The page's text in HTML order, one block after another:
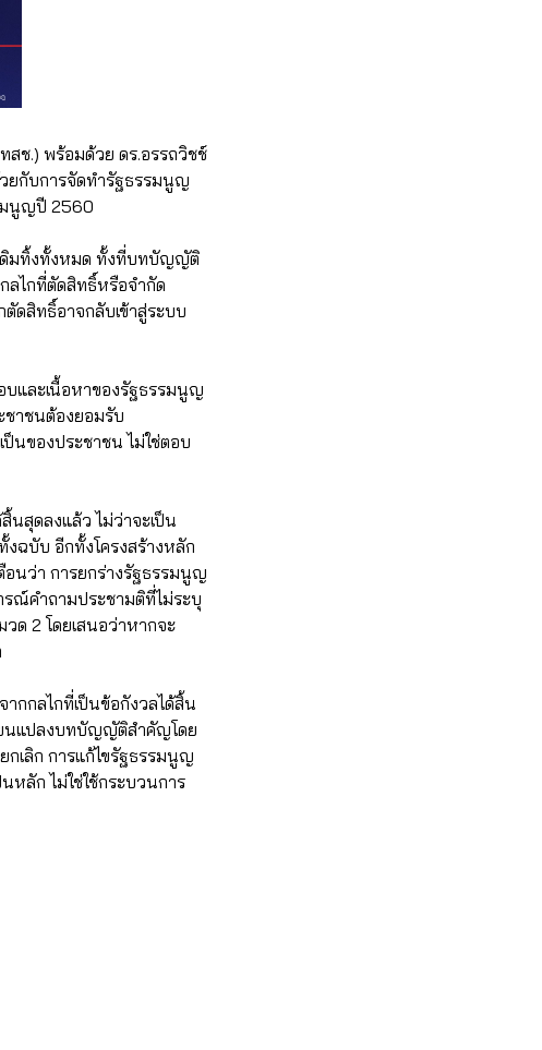
ช.) พร้อมด้วย ดร.อรรถวิชช์
ยกับการจัดทำรัฐธรรมนูญ
มนูญปี 2560
ดิมทิ้งทั้งหมด ทั้งที่บทบัญญัติ
ลไกที่ตัดสิทธิ์หรือจำกัด
ดสิทธิ์อาจกลับเข้าสู่ระบบ
บและเนื้อหาของรัฐธรรมนูญ
ชาชนต้องยอมรับ
นของประชาชน ไม่ใช่ตอบ
สุดลงแล้ว ไม่ว่าจะเป็น
ฉบับ อีกทั้งโครงสร้างหลัก
นว่า การยกร่างรัฐธรรมนูญ
รณ์คำถามประชามติที่ไม่ระบุ
ด 2 โดยเสนอว่าหากจะ
กกลไกที่เป็นข้อกังวลได้สิ้น
ยนแปลงบทบัญญัติสำคัญโดย
เลิก การแก้ไขรัฐธรรมนูญ
หลัก ไม่ใช่ใช้กระบวนการ